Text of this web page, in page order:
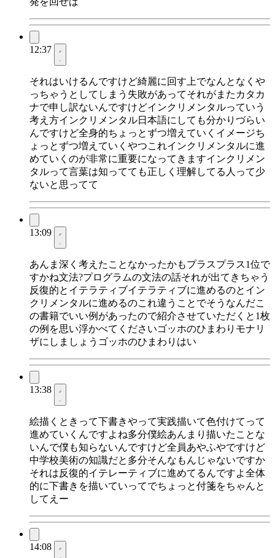
12:37
それはいけるんですけど綺麗に回す上でなんとなくや
っちゃうとしてしまう失敗があってそれがまたカタカ
ナで申し訳ないんですけどインクリメンタルっていう
考え方インクリメンタル日本語にしても分かりづらい
んですけど全身的ちょっとずつ増えていくイメージち
ょっとずつ増えていくやつこれインクリメンタルに進
めていくのが非常に重要になってきますインクリメン
タルって言葉は知ってても正しく理解してる人って少
ないと思ってて
13:09
あんま深く考えたことなかったかもプラスプラス1位で
すかね文法?プログラムの文法の話それが出てきちゃう
反復的とイテラティブイテラティブに進めるのとイン
クリメンタルに進めるのこれ違うことでそうなんだこ
の書籍でいい例があったので紹介させていただくと1枚
の例を思い浮かべてくださいゴッホのひまわりモナリ
ザにしましょうゴッホのひまわりはい
13:38
絵描くときって下書きやって実践描いて色付けてって
進めていくんですよね多分僕絵あんまり描いたことな
いんで僕も知らないんですけど全員あやふやですけど
中学校美術の知識だと多分そんなもんじゃないですか
それは反復的イテレーティブに進めてるんですよ全体
的に下書きを描いていってでちょっと付箋をちゃんと
してえー
14:08